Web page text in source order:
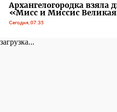
Архангелогородка взяла
«Мисс и Миссис Великая
Сегодня, 07:35
загрузка...